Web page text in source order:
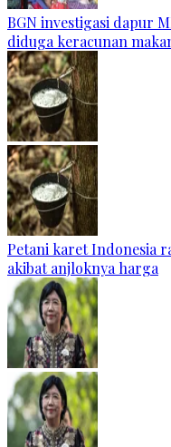
BGN investigasi dapur
diduga keracunan
Petani karet Indonesia
akibat anjloknya harga